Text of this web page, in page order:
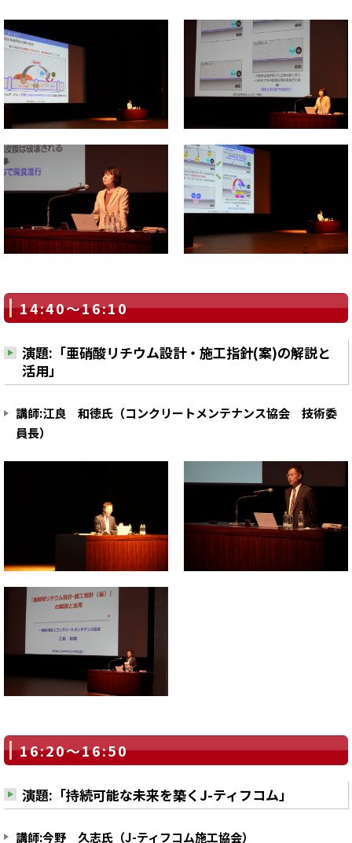
14:40～16:10
演題:「亜硝酸リチウム設計・施工指針(案)の解説と
活用」
講師:江良 和徳氏（コンクリートメンテナンス協会 技術委
員長）
16:20～16:50
演題:「持続可能な未来を築くJ-ティフコム」
講師:今野 久志氏（J-ティフコム施工協会）